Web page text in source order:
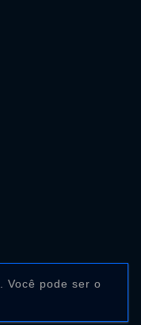
Você pode ser o